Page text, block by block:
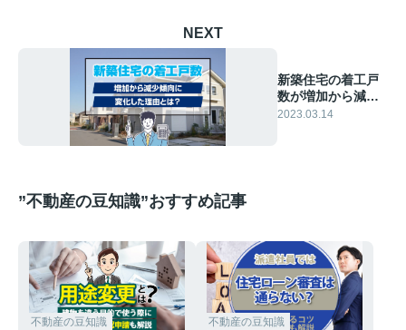
NEXT
新築住宅の着工戸
数が増加から減少
傾向に変化した理
2023.03.14
”不動産の豆知識”おすすめ記事
不動産の豆知識 不動産の豆知識